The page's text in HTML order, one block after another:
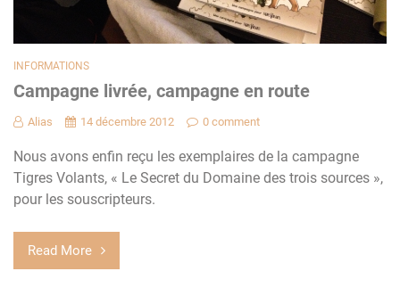
INFORMATIONS
Campagne livrée, campagne en route
Alias 14 décembre 2012 0 comment
Nous avons enfin reçu les exemplaires de la campagne
Tigres Volants, « Le Secret du Domaine des trois sources »,
pour les souscripteurs.
Read More